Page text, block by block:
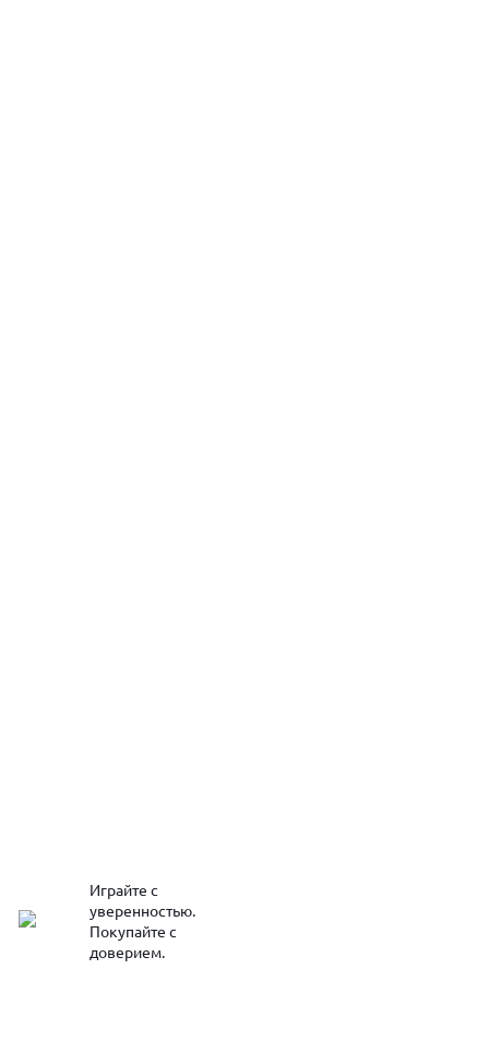
Играйте с
уверенностью.
Покупайте с
доверием.